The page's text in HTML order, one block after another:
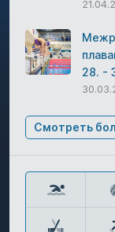
28. -
Смотреть